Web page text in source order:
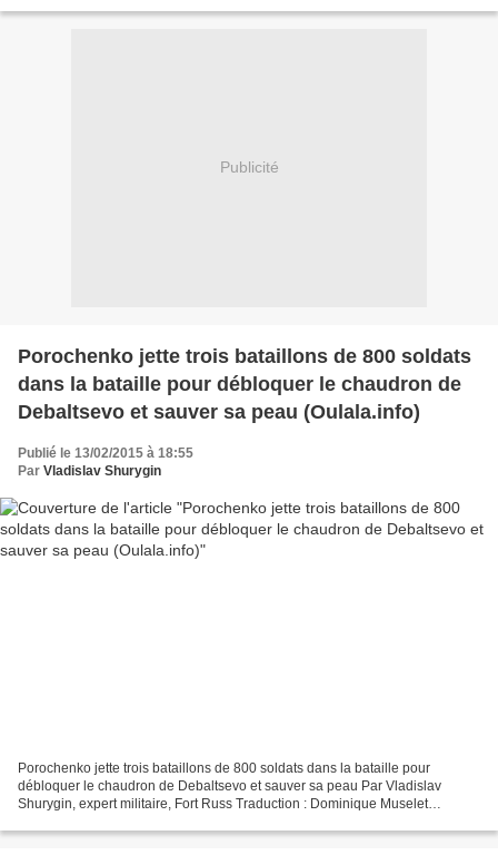
aproape-trei-brigazi-ale-armatei-ucrainiene...
Publicité
Porochenko jette trois bataillons de 800 soldats
dans la bataille pour débloquer le chaudron de
Debaltsevo et sauver sa peau (Oulala.info)
Publié le 13/02/2015 à 18:55
Par Vladislav Shurygin
Porochenko jette trois bataillons de 800 soldats dans la bataille pour
débloquer le chaudron de Debaltsevo et sauver sa peau Par Vladislav
Shurygin, expert militaire, Fort Russ Traduction : Dominique Muselet
thee.html...